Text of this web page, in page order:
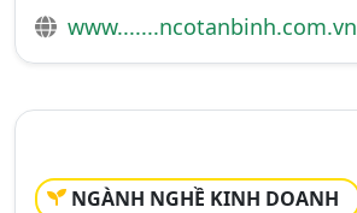
www.......ncotanbinh.com.vn
NGÀNH NGHỀ KINH DOANH